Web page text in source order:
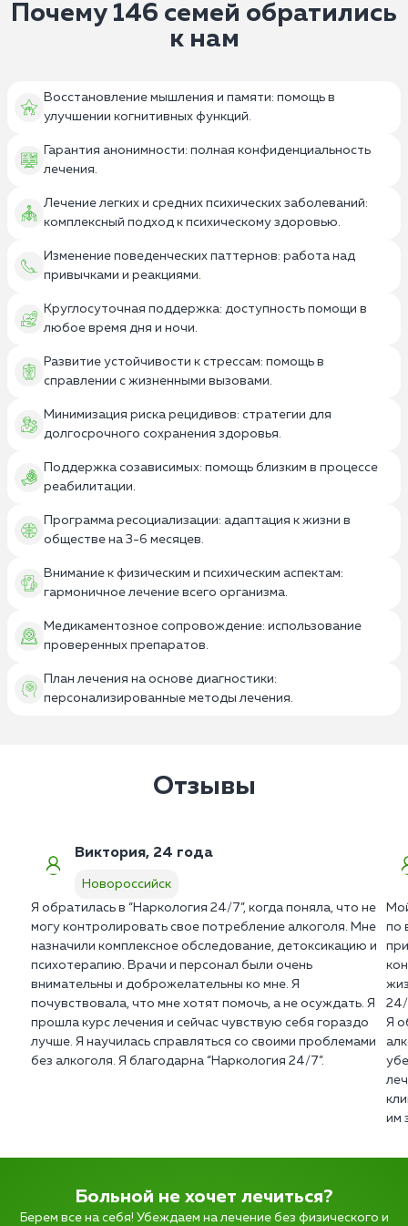
Почему 146 семей обратились
к нам
Восстановление мышления и памяти: помощь в
улучшении когнитивных функций.
Гарантия анонимности: полная конфиденциальность
лечения.
Лечение легких и средних психических заболеваний:
комплексный подход к психическому здоровью.
Изменение поведенческих паттернов: работа над
привычками и реакциями.
Круглосуточная поддержка: доступность помощи в
любое время дня и ночи.
Развитие устойчивости к стрессам: помощь в
справлении с жизненными вызовами.
Минимизация риска рецидивов: стратегии для
долгосрочного сохранения здоровья.
Поддержка созависимых: помощь близким в процессе
реабилитации.
Программа ресоциализации: адаптация к жизни в
обществе на 3-6 месяцев.
Внимание к физическим и психическим аспектам:
гармоничное лечение всего организма.
Медикаментозное сопровождение: использование
проверенных препаратов.
План лечения на основе диагностики:
персонализированные методы лечения.
Отзывы
Виктория, 24 года
Новороссийск
Я обратилась в “Наркология 24/7”, когда поняла, что не
могу контролировать свое потребление алкоголя. Мне
назначили комплексное обследование, детоксикацию и
психотерапию. Врачи и персонал были очень
внимательны и доброжелательны ко мне. Я
почувствовала, что мне хотят помочь, а не осуждать. Я
прошла курс лечения и сейчас чувствую себя гораздо
лучше. Я научилась справляться со своими проблемами
без алкоголя. Я благодарна “Наркология 24/7”.
по
24/
Я
им
Больной не хочет лечиться?
Берем все на себя! Убеждаем на лечение без физического и